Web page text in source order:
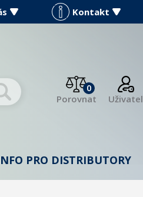
Kontakt
0
Porovnat
Uživatel
PRO DISTRIBUTORY